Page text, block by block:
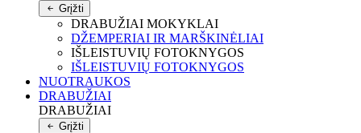
Grįžti
DRABUŽIAI MOKYKLAI
DŽEMPERIAI IR MARŠKINĖLIAI
IŠLEISTUVIŲ FOTOKNYGOS
IŠLEISTUVIŲ FOTOKNYGOS
NUOTRAUKOS
DRABUŽIAI
DRABUŽIAI
Grįžti